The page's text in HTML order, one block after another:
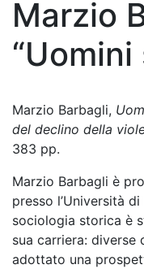
Marzio
“Uomini
Marzio Barbagli,
del declino della
383 pp.
Marzio Barbagli è
presso l’Università
sociologia storica è
sua carriera: diverse
adottato una